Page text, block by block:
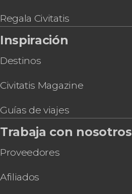
Regala Civitatis
Inspiración
Destinos
Civitatis Magazine
Guías de viajes
Trabaja con nosotros
Proveedores
Afiliados